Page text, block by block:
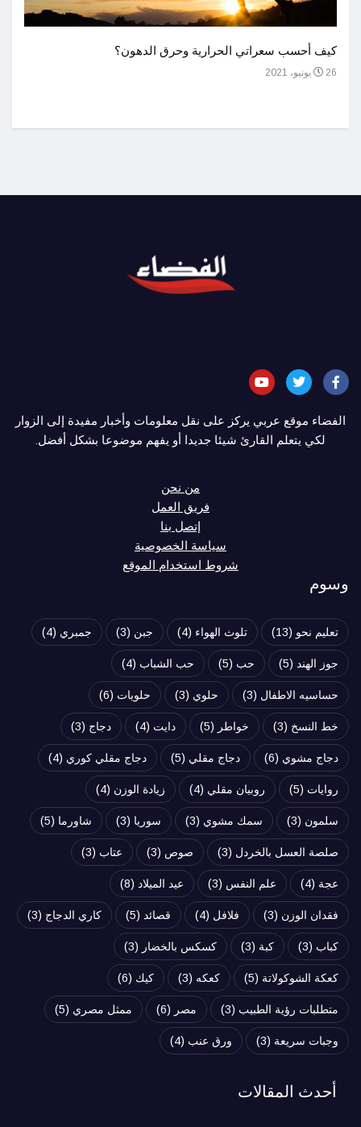
كيف أحسب سعراتي الحرارية وحرق الدهون؟
26 يونيو، 2021
الفضاء موقع عربي يركز على نقل معلومات وأخبار مفيدة إلى الزوار
لكي يتعلم القارئ شيئا جديدا أو يفهم موضوعا بشكل أفضل.
من نحن
فريق العمل
إتصل بنا
سياسة الخصوصية
شروط استخدام الموقع
وسوم
تعليم نحو (13) تلوث الهواء (4) جبن (3) جمبري (4)
جوز الهند (5) حب (5) حب الشباب (4)
حساسيه الاطفال (3) حلوي (3) حلويات (6)
خط النسخ (3) خواطر (5) دايت (4) دجاج (3)
دجاج مشوي (6) دجاج مقلي (5) دجاج مقلي كوري (4)
روايات (5) روبيان مقلي (4) زيادة الوزن (4)
سلمون (3) سمك مشوي (3) سوريا (3) شاورما (5)
صلصة العسل بالخردل (3) صوص (3) عتاب (3)
عجة (4) علم النفس (3) عيد الميلاد (8)
فقدان الوزن (3) فلافل (4) قصائد (5) كاري الدجاج (3)
كباب (3) كبة (3) كسكس بالخضار (3)
كعكة الشوكولاتة (5) كعكه (3) كيك (6)
متطلبات رؤية الطبيب (3) مصر (6) ممثل مصري (5)
وجبات سريعة (3) ورق عنب (4)
أحدث المقالات